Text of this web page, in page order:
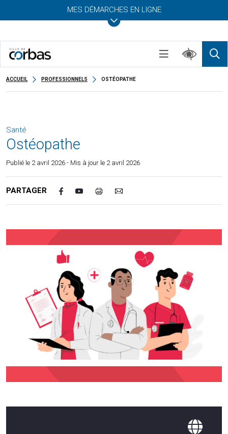
MES DÉMARCHES EN LIGNE
ACCUEIL PROFESSIONNELS OSTÉOPATHE
Santé
Ostéopathe
Publié le 2 avril 2026 - Mis à jour le 2 avril 2026
PARTAGER